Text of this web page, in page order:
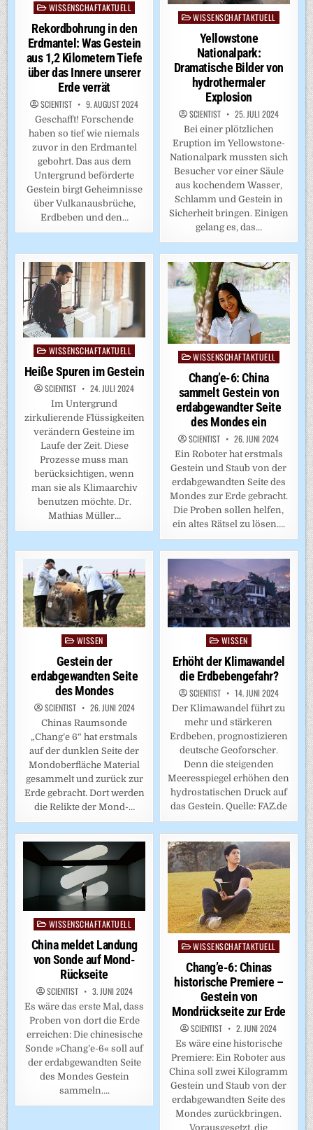
PostedWISSENSCHAFTAKTUELL
Rekordbohrung in den
Erdmantel: Was Gestein
aus 1,2 Kilometern Tiefe
über das Innere unserer
Erde verrät
SCIENTIST 9. AUGUST 2024
Geschafft! Forschende
haben so tief wie niemals
zuvor in den Erdmantel
gebohrt. Das aus dem
Untergrund beförderte
Gestein birgt Geheimnisse
über Vulkanausbrüche,
Erdbeben und den…
PostedWISSENSCHAFTAKTUELL
Yellowstone
Nationalpark:
Dramatische Bilder von
hydrothermaler
Explosion
SCIENTIST 25. JULI 2024
Bei einer plötzlichen
Eruption im Yellowstone-
Nationalpark mussten sich
Besucher vor einer Säule
aus kochendem Wasser,
Schlamm und Gestein in
Sicherheit bringen. Einigen
gelang es, das…
Posted
in
WISSENSCHAFTAKTUELL
Heiße Spuren im Gestein
SCIENTIST 24. JULI 2024
Im Untergrund
zirkulierende Flüssigkeiten
verändern Gesteine im
Laufe der Zeit. Diese
Prozesse muss man
berücksichtigen, wenn
man sie als Klimaarchiv
benutzen möchte. Dr.
Mathias Müller…
PostedWISSENSCHAFTAKTUELL
Chang’e-6: China
sammelt Gestein von
erdabgewandter Seite
des Mondes ein
SCIENTIST 26. JUNI 2024
Ein Roboter hat erstmals
Gestein und Staub von der
erdabgewandten Seite des
Mondes zur Erde gebracht.
Die Proben sollen helfen,
ein altes Rätsel zu lösen….
Posted
in
WISSEN
Gestein der
erdabgewandten Seite
des Mondes
SCIENTIST 26. JUNI 2024
Chinas Raumsonde
„Chang’e 6“ hat erstmals
auf der dunklen Seite der
Mondoberfläche Material
gesammelt und zurück zur
Erde gebracht. Dort werden
die Relikte der Mond-…
Posted
in
WISSEN
Erhöht der Klimawandel
die Erdbebengefahr?
SCIENTIST 14. JUNI 2024
Der Klimawandel führt zu
mehr und stärkeren
Erdbeben, prognostizieren
deutsche Geoforscher.
Denn die steigenden
Meeresspiegel erhöhen den
hydrostatischen Druck auf
das Gestein. Quelle: FAZ.de
Posted
in
WISSENSCHAFTAKTUELL
China meldet Landung
von Sonde auf Mond-
Rückseite
SCIENTIST 3. JUNI 2024
Es wäre das erste Mal, dass
Proben von dort die Erde
erreichen: Die chinesische
Sonde »Chang’e-6« soll auf
der erdabgewandten Seite
des Mondes Gestein
sammeln….
PostedWISSENSCHAFTAKTUELL
Chang’e-6: Chinas
historische Premiere –
Gestein von
Mondrückseite zur Erde
SCIENTIST 2. JUNI 2024
Es wäre eine historische
Premiere: Ein Roboter aus
China soll zwei Kilogramm
Gestein und Staub von der
erdabgewandten Seite des
Mondes zurückbringen.
Vorausgesetzt, die